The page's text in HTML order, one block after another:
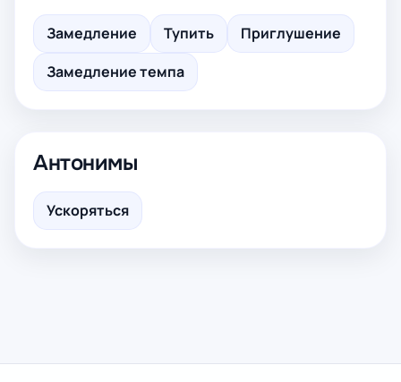
Замедление Тупить
Приглушение
Замедление темпа
Антонимы
Ускоряться